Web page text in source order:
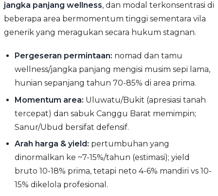
jangka panjang wellness, dan modal terkonsentrasi di
beberapa area bermomentum tinggi sementara vila
generik yang meragukan secara hukum stagnan.
Pergeseran permintaan: nomad dan tamu
wellness/jangka panjang mengisi musim sepi lama,
hunian sepanjang tahun 70-85% di area prima.
Momentum area: Uluwatu/Bukit (apresiasi tanah
tercepat) dan sabuk Canggu Barat memimpin;
Sanur/Ubud bersifat defensif.
Arah harga & yield: pertumbuhan yang
dinormalkan ke ~7-15%/tahun (estimasi); yield
bruto 10-18% prima, tetapi neto 4-6% mandiri vs 10-
15% dikelola profesional.